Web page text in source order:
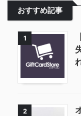
おすすめ記事
1
2